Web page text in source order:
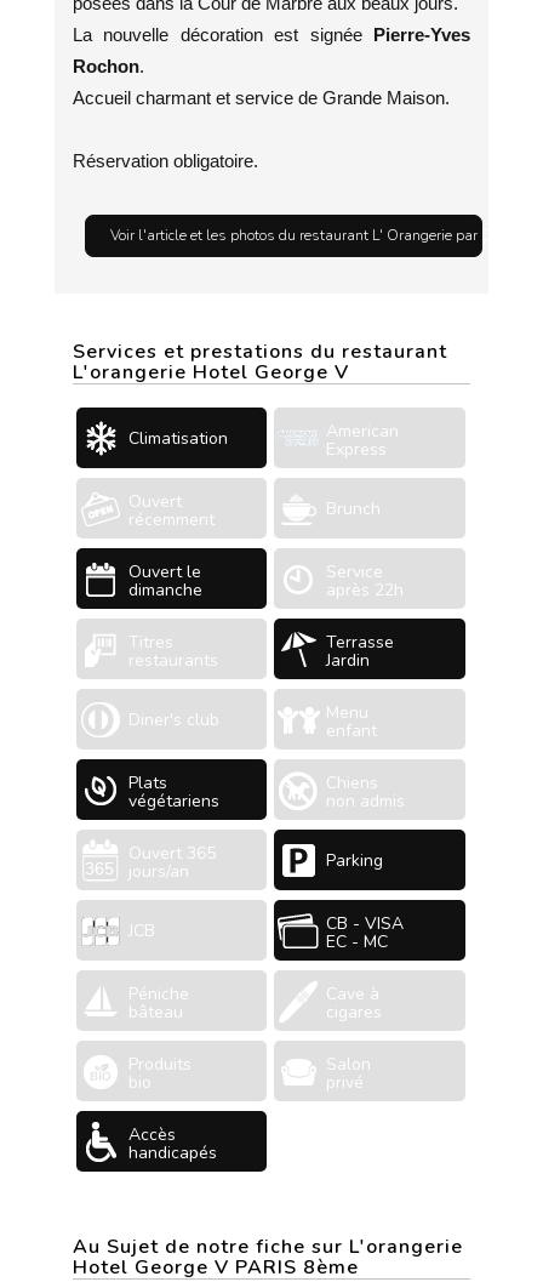
La nouvelle décoration est signée Pierre-Yves
Rochon.
Accueil charmant et service de Grande Maison.
Réservation obligatoire.
Voir l'article et les photos du restaurant L' Orangerie par David
Services et prestations du restaurant
L'orangerie Hotel George V
Climatisation American
Express
Ouvert
récemment Brunch
Ouvert le
dimanche
Service
après 22h
Titres
restaurants
Terrasse
Jardin
Diner's club Menu
enfant
Plats
végétariens
Chiens
non admis
Ouvert 365
jours/an Parking
JCB CB - VISA
EC - MC
Péniche
bâteau
Cave à
cigares
Produits
bio
Salon
privé
Accès
handicapés
Au Sujet de notre fiche sur L'orangerie
Hotel George V PARIS 8ème